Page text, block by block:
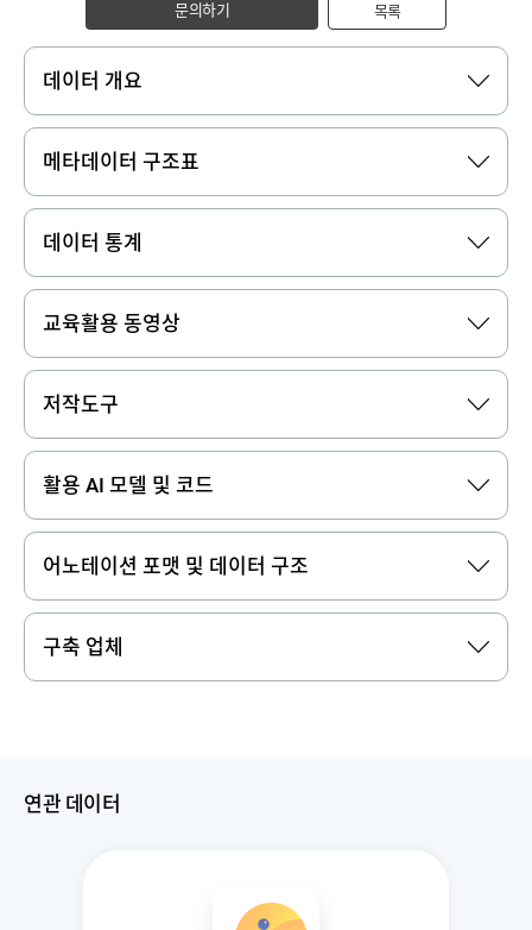
문의하기 목록
데이터 개요
메타데이터 구조표
데이터 통계
교육활용 동영상
저작도구
활용 AI 모델 및 코드
어노테이션 포맷 및 데이터 구조
구축 업체
연관 데이터